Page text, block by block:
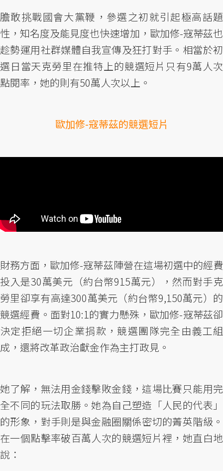
膽敢挑戰國會大黨鞭，參選之初就引起極高話題
性，知名度及能見度也快速增加，歐加修-寇蒂茲也
趁勢運用社群媒體自我宣傳及狂打對手。相當於初
選日當天克勞里在推特上的競選短片只有9萬人次
點閱率，她的則有50萬人次以上。
歐加修-寇蒂茲的競選短片
財務方面，歐加修-寇蒂茲陣營在這場初選中的經費
投入是30萬美元（約台幣915萬元），然而對手克
勞里卻享有高達300萬美元（約台幣9,150萬元）的
競選經費。面對10:1的實力懸殊，歐加修-寇蒂茲卻
決定拒絕一切企業捐款，競選團隊完全由義工組
成，還將改革政治獻金作為主打政見。
她了解，無法用金錢擊敗金錢，這場比賽只能用完
全不同的玩法取勝。她為自己塑造「人民的代表」
的形象，對手則是與金融圈關係密切的菁英階級。
在一個點擊率破百萬人次的競選短片裡，她直白地
說：